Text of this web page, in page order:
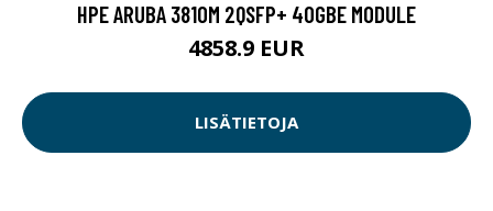
HPE ARUBA 3810M 2QSFP+ 40GBE MODULE
4858.9 EUR
LISÄTIETOJA